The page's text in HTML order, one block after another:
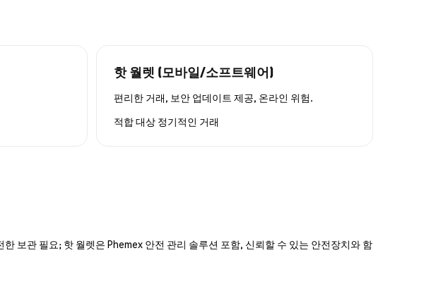
핫 월렛 (모바일/소프트웨어)
편리한 거래, 보안 업데이트 제공, 온라인 위험.
적합 대상 정기적인 거래
보관 필요; 핫 월렛은 Phemex 안전 관리 솔루션 포함, 신뢰할 수 있는 안전장치와 함